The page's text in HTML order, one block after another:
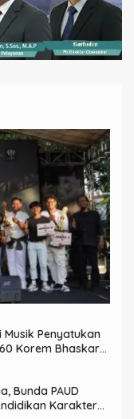
Penyatukan
Korem Bhaskara
Bunda PAUD
Karakter